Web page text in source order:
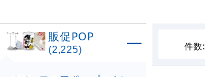
件数:
販促POP
(2,225)